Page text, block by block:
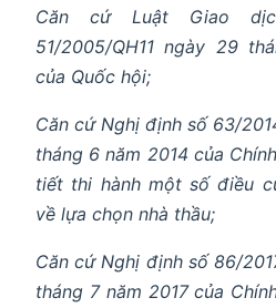
Căn cứ Luật Giao
51/2005/QH11 ngày 29
của Quốc hội;
Căn cứ Nghị định số 63/
tháng 6 năm 2014 của
tiết thi hành một số điều
về lựa chọn nhà thầu;
Căn cứ Nghị định số 86/
tháng 7 năm 2017 của